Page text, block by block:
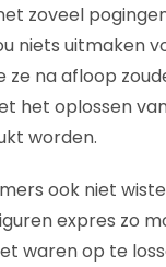
zoveel
niets uitmaken
ze na afloop
het oplossen
worden.
ook niet
expres zo
waren op te